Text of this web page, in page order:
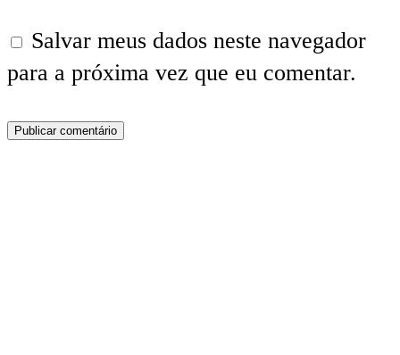
Salvar meus dados neste navegador
para a próxima vez que eu comentar.